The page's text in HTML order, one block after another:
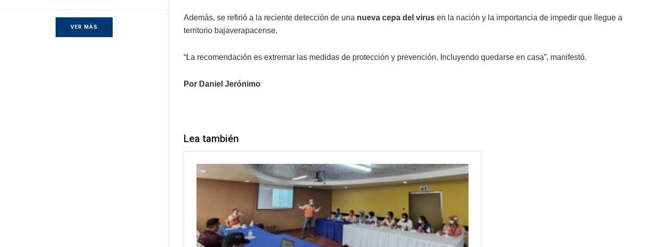
VER MÁS
Además, se refirió a la reciente detección de una nueva cepa del virus en la nación y la importancia de impedir que llegue a
territorio bajaverapacense.
“La recomendación es extremar las medidas de protección y prevención, Incluyendo quedarse en casa”, manifestó.
Por Daniel Jerónimo
Lea también